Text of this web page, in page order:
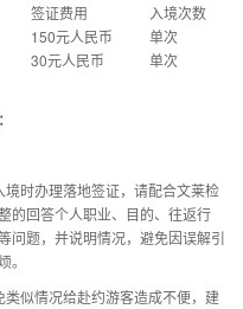
签证费用
入境次数
150元人民币
单次
30元人民币 单次
时办理落地签证，请配合文莱检
的回答个人职业、目的、往返行
问题，并说明情况，避免因误解引
。
似情况给赴约游客造成不便，建